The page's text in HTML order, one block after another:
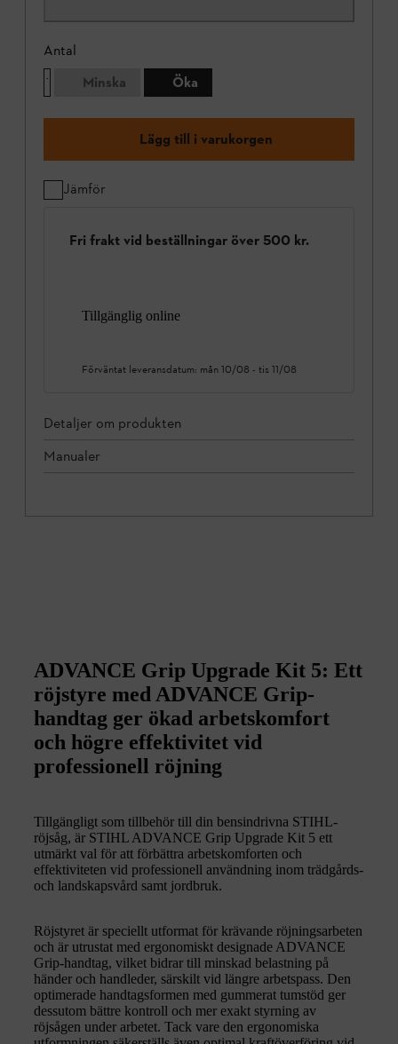
Antal
Minska
Öka
Lägg till i varukorgen
Jämför
Fri frakt vid beställningar över 500 kr.
Tillgänglig online
Förväntat leveransdatum: mån 10/08 - tis 11/08
Detaljer om produkten
Manualer
ADVANCE Grip Upgrade Kit 5: Ett
röjstyre med ADVANCE Grip-
handtag ger ökad arbetskomfort
och högre effektivitet vid
professionell röjning
Tillgängligt som tillbehör till din bensindrivna STIHL-
röjsåg, är STIHL ADVANCE Grip Upgrade Kit 5 ett
utmärkt val för att förbättra arbetskomforten och
effektiviteten vid professionell användning inom trädgårds-
och landskapsvård samt jordbruk.
Röjstyret är speciellt utformat för krävande röjningsarbeten
och är utrustat med ergonomiskt designade ADVANCE
Grip-handtag, vilket bidrar till minskad belastning på
händer och handleder, särskilt vid längre arbetspass. Den
optimerade handtagsformen med gummerat tumstöd ger
dessutom bättre kontroll och mer exakt styrning av
röjsågen under arbetet. Tack vare den ergonomiska